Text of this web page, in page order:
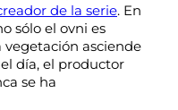
de la serie. En
sólo el ovni es
asciende
día, el productor
se ha